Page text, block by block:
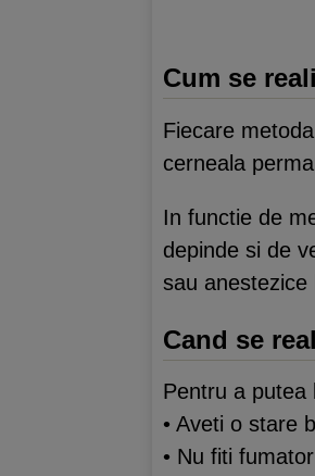
Cum se
Fiecare
cerneala
In functie de
depinde si de
sau anestezice
Cand se
Pentru a putea
• Aveti o stare
• Nu fiti fumator